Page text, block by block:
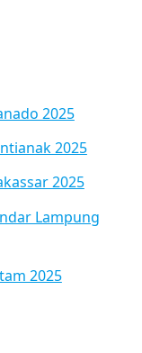
2025
2025
2025
Lampung
2025